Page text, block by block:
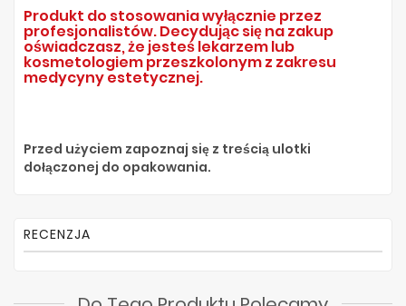
Produkt do stosowania wyłącznie przez
profesjonalistów. Decydując się na zakup
oświadczasz, że jesteś lekarzem lub
kosmetologiem przeszkolonym z zakresu
medycyny estetycznej.
Przed użyciem zapoznaj się z treścią ulotki
dołączonej do opakowania.
RECENZJA